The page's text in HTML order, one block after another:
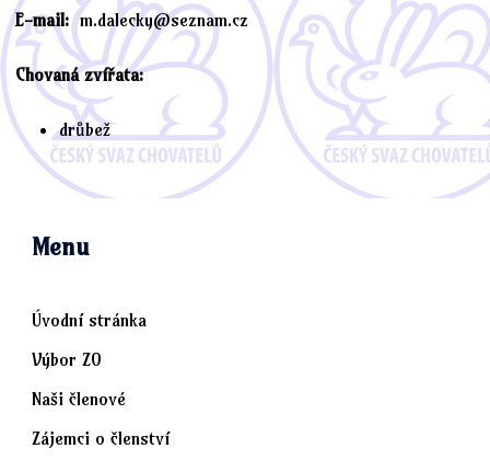
E-mail:m.dalecky@seznam.cz
Chovaná zvířata:
drůbež
Menu
Úvodní stránka
Výbor ZO
Naši členové
Zájemci o členství